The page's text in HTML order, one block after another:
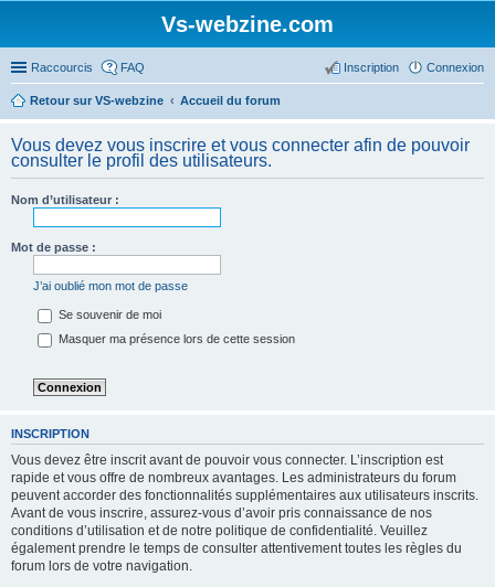
Vs-webzine.com
Raccourcis FAQ Connexion
Inscription
Retour sur VS-webzine Accueil du forum
Vous devez vous inscrire et vous connecter afin de pouvoir
consulter le profil des utilisateurs.
Nom d’utilisateur :
Mot de passe :
J’ai oublié mon mot de passe
Se souvenir de moi
Masquer ma présence lors de cette session
INSCRIPTION
Vous devez être inscrit avant de pouvoir vous connecter. L’inscription est
rapide et vous offre de nombreux avantages. Les administrateurs du forum
peuvent accorder des fonctionnalités supplémentaires aux utilisateurs inscrits.
Avant de vous inscrire, assurez-vous d’avoir pris connaissance de nos
conditions d’utilisation et de notre politique de confidentialité. Veuillez
également prendre le temps de consulter attentivement toutes les règles du
forum lors de votre navigation.